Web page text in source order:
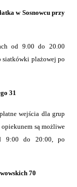
w Sosnowcu przy
od 9.00 do 20.00
siatkówki plażowej po
31
wejścia dla grup
opiekunem są możliwe
9:00 do 20:00, po
70